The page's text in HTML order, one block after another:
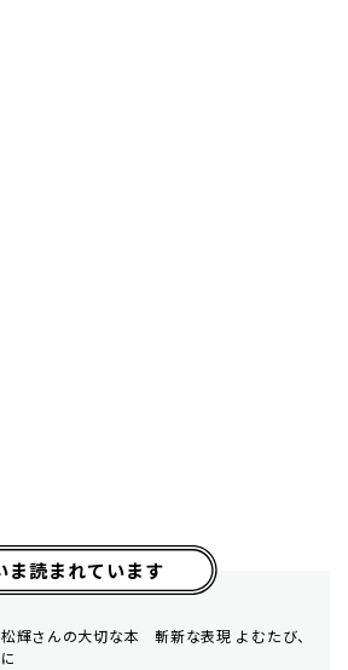
ま読まれています
輝さんの大切な本 斬新な表現 よむたび、